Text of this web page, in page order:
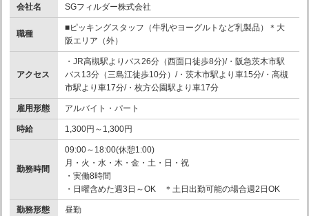
会社名 SGフィルダー株式会社
職種
■ピッキングスタッフ（牛乳やヨーグルトなど乳製品）＊大
阪エリア（外）
アクセス
・JR高槻駅よりバス26分（西面口徒歩8分)/・阪急茨木市駅
バス13分（三島江徒歩10分）/・茨木市駅より車15分/・高槻
市駅より車17分/・枚方公園駅より車17分
雇用形態 アルバイト・パート
時給 1,300円～1,300円
勤務時間
09:00～18:00(休憩1:00)
月・火・水・木・金・土・日・祝
・実働8時間
・日曜含めた週3日～OK ＊土日出勤可能の場合週2日OK
勤務形態 昼勤